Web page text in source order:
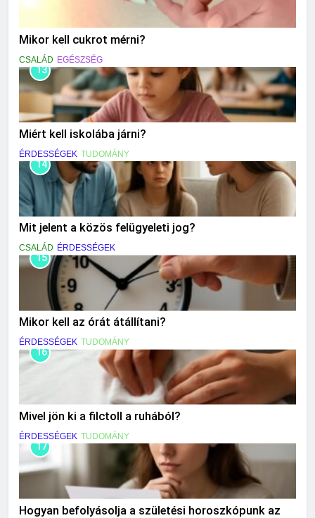
Mikor kell cukrot mérni?
CSALÁD EGÉSZSÉG
13
Miért kell iskolába járni?
ÉRDESSÉGEK TUDOMÁNY
14
Mit jelent a közös felügyeleti jog?
CSALÁD ÉRDESSÉGEK
15
Mikor kell az órát átállítani?
ÉRDESSÉGEK TUDOMÁNY
16
Mivel jön ki a filctoll a ruhából?
ÉRDESSÉGEK TUDOMÁNY
17
Hogyan befolyásolja a születési horoszkópunk az